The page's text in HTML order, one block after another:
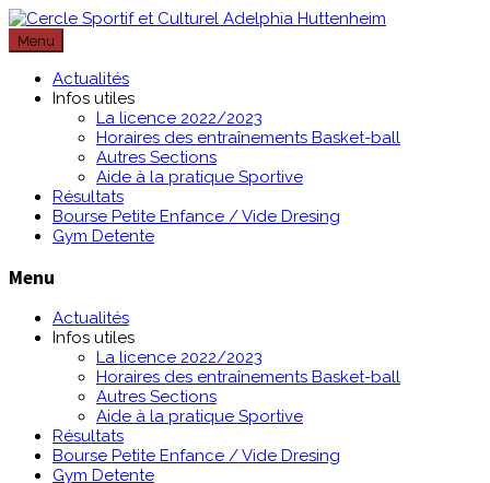
Passer
au
contenu
Menu
Actualités
Infos utiles
La licence 2022/2023
Horaires des entraînements Basket-ball
Autres Sections
Aide à la pratique Sportive
Résultats
Bourse Petite Enfance / Vide Dresing
Gym Detente
Menu
Actualités
Infos utiles
La licence 2022/2023
Horaires des entraînements Basket-ball
Autres Sections
Aide à la pratique Sportive
Résultats
Bourse Petite Enfance / Vide Dresing
Gym Detente